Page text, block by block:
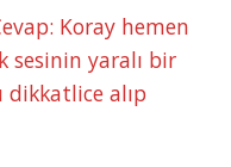
Koray hemen
sesinin yaralı bir
alıp